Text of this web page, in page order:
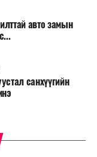
авто замын
санхүүгийн